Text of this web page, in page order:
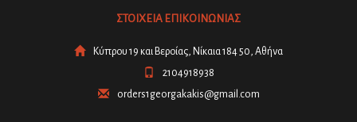
ΣΤΟΙΧΕΙΑ ΕΠΙΚΟΙΝΩΝΙΑΣ
Κύπρου 19 και Βεροίας, Νίκαια 184 50, Αθήνα
2104918938
orders1georgakakis@gmail.com